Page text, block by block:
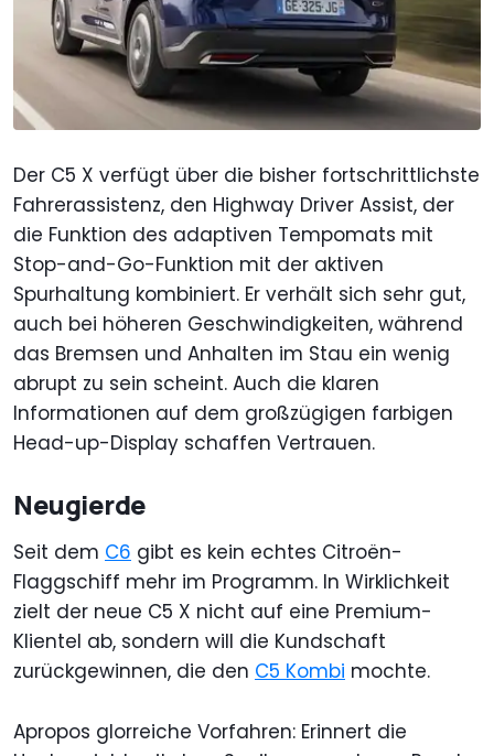
Der C5 X verfügt über die bisher fortschrittlichste
Fahrerassistenz, den Highway Driver Assist, der
die Funktion des adaptiven Tempomats mit
Stop-and-Go-Funktion mit der aktiven
Spurhaltung kombiniert. Er verhält sich sehr gut,
auch bei höheren Geschwindigkeiten, während
das Bremsen und Anhalten im Stau ein wenig
abrupt zu sein scheint. Auch die klaren
Informationen auf dem großzügigen farbigen
Head-up-Display schaffen Vertrauen.
Neugierde
Seit dem C6 gibt es kein echtes Citroën-
Flaggschiff mehr im Programm. In Wirklichkeit
zielt der neue C5 X nicht auf eine Premium-
Klientel ab, sondern will die Kundschaft
zurückgewinnen, die den C5 Kombi mochte.
Apropos glorreiche Vorfahren: Erinnert die